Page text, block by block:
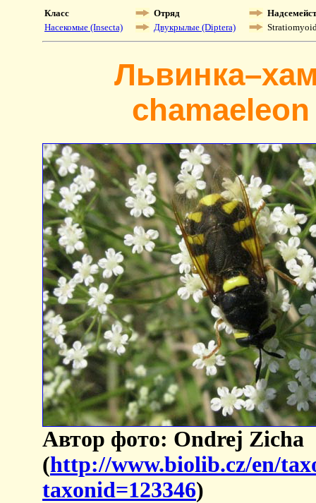
Класс Отряд
Насекомые (Insecta)
Двукрылые (Diptera)
Автор фото: Ondrej Zicha
(http://www.biolib.cz/en/
taxonid=123346)